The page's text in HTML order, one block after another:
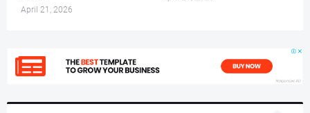
April 21, 2026